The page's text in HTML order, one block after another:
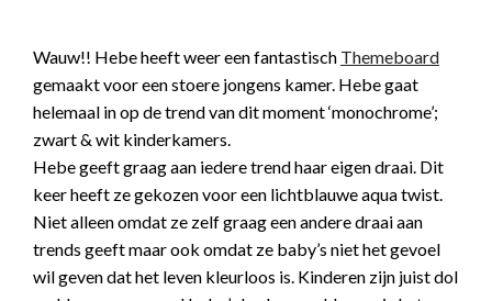
Wauw!! Hebe heeft weer een fantastisch Themeboard
gemaakt voor een stoere jongens kamer. Hebe gaat
helemaal in op de trend van dit moment ‘monochrome’;
zwart & wit kinderkamers.
Hebe geeft graag aan iedere trend haar eigen draai. Dit
keer heeft ze gekozen voor een lichtblauwe aqua twist.
Niet alleen omdat ze zelf graag een andere draai aan
trends geeft maar ook omdat ze baby’s niet het gevoel
wil geven dat het leven kleurloos is. Kinderen zijn juist dol